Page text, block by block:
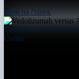
přejít na článek
Vedolizumab versus
Colitis